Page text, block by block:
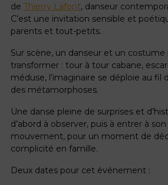
de Thierry Lafont, danseur
C’est une invitation sensible et
parents et tout-petits.
Sur scène, un danseur et un costume
transformer : tour à tour cabane,
méduse, l’imaginaire se déploie au
des métamorphoses.
Une danse pleine de surprises et
d’abord à observer, puis à entrer à
mouvement, pour un moment de
complicité en famille.
Deux dates pour cet événement :